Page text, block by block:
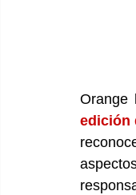
Orange
edición